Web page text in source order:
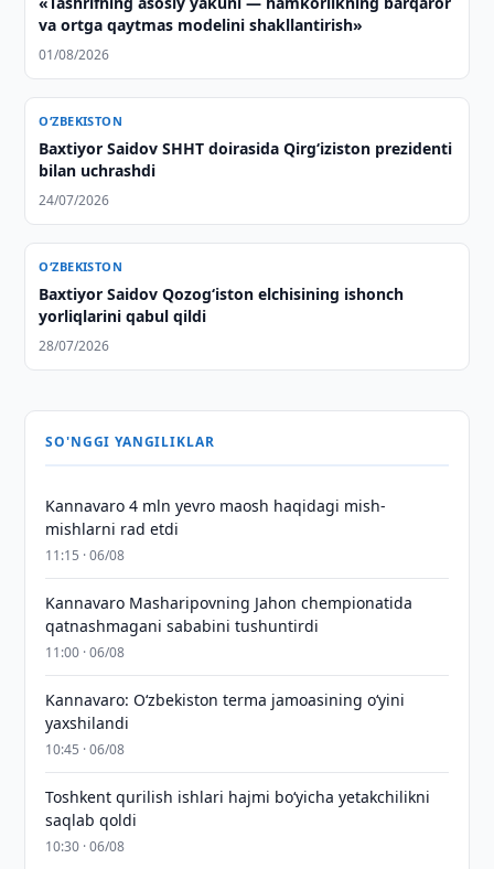
va ortga qaytmas modelini shakllantirish»
01/08/2026
O‘ZBEKISTON
Baxtiyor Saidov SHHT doirasida Qirg‘iziston prezidenti
bilan uchrashdi
24/07/2026
O‘ZBEKISTON
Baxtiyor Saidov Qozog‘iston elchisining ishonch
yorliqlarini qabul qildi
28/07/2026
SO'NGGI YANGILIKLAR
Kannavaro 4 mln yevro maosh haqidagi mish-
mishlarni rad etdi
11:15 · 06/08
Kannavaro Masharipovning Jahon chempionatida
qatnashmagani sababini tushuntirdi
11:00 · 06/08
Kannavaro: O‘zbekiston terma jamoasining o‘yini
yaxshilandi
10:45 · 06/08
Toshkent qurilish ishlari hajmi bo‘yicha yetakchilikni
saqlab qoldi
10:30 · 06/08